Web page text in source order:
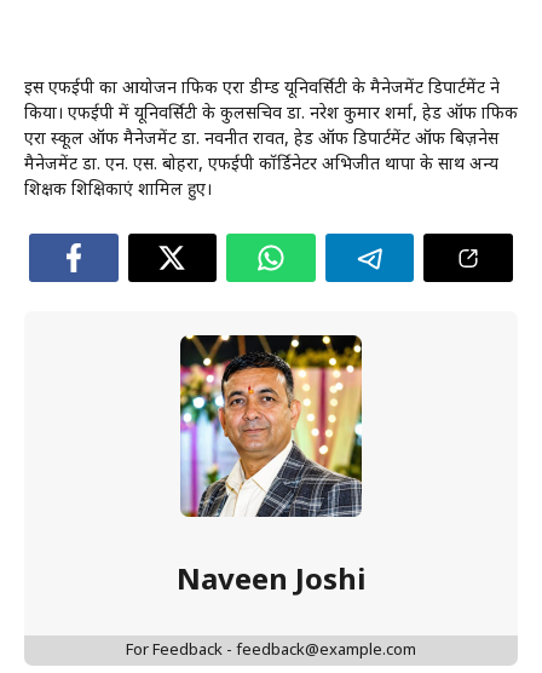
इस एफईपी का आयोजन ग्राफिक एरा डीम्ड यूनिवर्सिटी के मैनेजमेंट डिपार्टमेंट ने
किया। एफईपी में यूनिवर्सिटी के कुलसचिव डा. नरेश कुमार शर्मा, हेड ऑफ ग्राफिक
एरा स्कूल ऑफ मैनेजमेंट डा. नवनीत रावत, हेड ऑफ डिपार्टमेंट ऑफ बिज़नेस
मैनेजमेंट डा. एन. एस. बोहरा, एफईपी कॉर्डिनेटर अभिजीत थापा के साथ अन्य
शिक्षक शिक्षिकाएं शामिल हुए।
Naveen Joshi
For Feedback - feedback@example.com